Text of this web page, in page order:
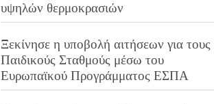
υψηλών θερμοκρασιών
Ξεκίνησε η υποβολή αιτήσεων για τους
Παιδικούς Σταθμούς μέσω του
Ευρωπαϊκού Προγράμματος ΕΣΠΑ